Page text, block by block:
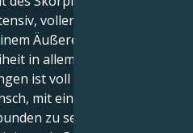
voller emotionaler
Äußeren geht es um
in allem, aber deine
ist voll von einem
mit einer
zu sein.